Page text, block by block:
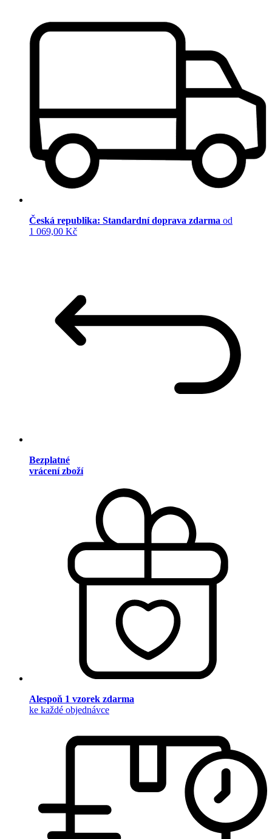
Česká republika: Standardní doprava zdarma od
1 069,00 Kč
Bezplatné
vrácení zboží
Alespoň 1 vzorek zdarma
ke každé objednávce